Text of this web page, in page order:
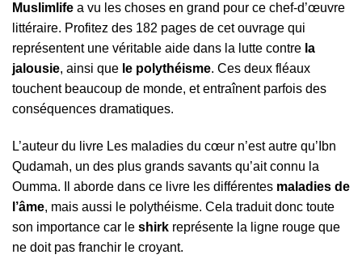
Muslimlife a vu les choses en grand pour ce chef-d’œuvre
littéraire. Profitez des 182 pages de cet ouvrage qui
représentent une véritable aide dans la lutte contre la
jalousie, ainsi que le polythéisme. Ces deux fléaux
touchent beaucoup de monde, et entraînent parfois des
conséquences dramatiques.
L’auteur du livre Les maladies du cœur n’est autre qu’Ibn
Qudamah, un des plus grands savants qu’ait connu la
Oumma. Il aborde dans ce livre les différentes maladies de
l’âme, mais aussi le polythéisme. Cela traduit donc toute
son importance car le shirk représente la ligne rouge que
ne doit pas franchir le croyant.